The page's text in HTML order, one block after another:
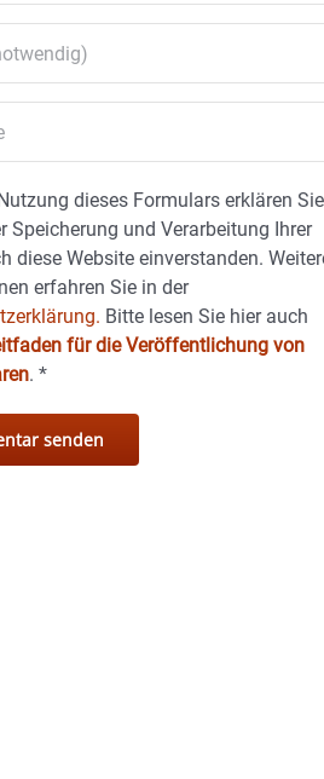
dieses Formulars erklären Sie
Speicherung und Verarbeitung Ihrer
diese Website einverstanden.
erfahren Sie in der
Bitte lesen Sie hier auch
für die Veröffentlichung von
.*